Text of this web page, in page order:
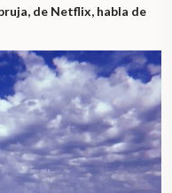
de Netflix, habla de